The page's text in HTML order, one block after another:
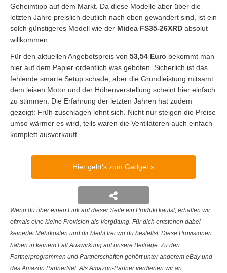
Geheimtipp auf dem Markt. Da diese Modelle aber über die
letzten Jahre preislich deutlich nach oben gewandert sind, ist ein
solch günstigeres Modell wie der Midea FS35-26XRD absolut
willkommen.
Für den aktuellen Angebotspreis von 53,54 Euro bekommt man
hier auf dem Papier ordentlich was geboten. Sicherlich ist das
fehlende smarte Setup schade, aber die Grundleistung mitsamt
dem leisen Motor und der Höhenverstellung scheint hier einfach
zu stimmen. Die Erfahrung der letzten Jahren hat zudem
gezeigt: Früh zuschlagen lohnt sich. Nicht nur steigen die Preise
umso wärmer es wird, teils waren die Ventilatoren auch einfach
komplett ausverkauft.
Hier geht's zum Gadget
Wenn du über einen Link auf dieser Seite ein Produkt kaufst, erhalten wir
oftmals eine kleine Provision als Vergütung. Für dich entstehen dabei
keinerlei Mehrkosten und dir bleibt frei wo du bestellst. Diese Provisionen
haben in keinem Fall Auswirkung auf unsere Beiträge. Zu den
Partnerprogrammen und Partnerschaften gehört unter anderem eBay und
das Amazon PartnerNet. Als Amazon-Partner verdienen wir an